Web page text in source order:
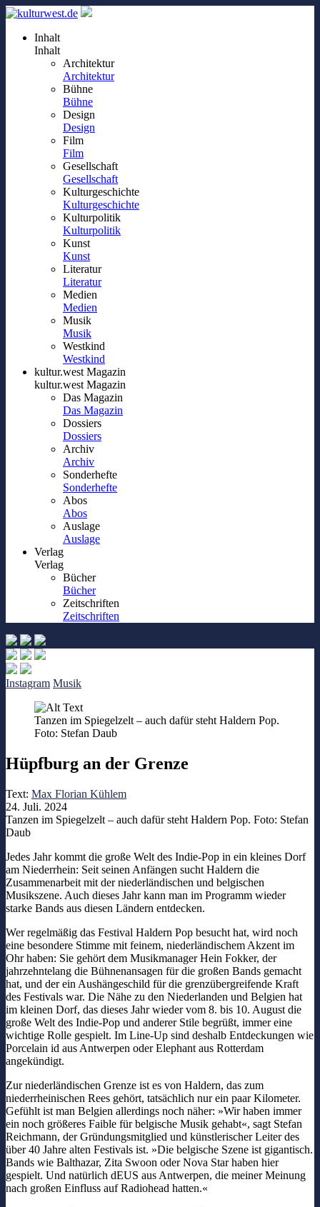
Inhalt
Inhalt
Architektur
Architektur
Bühne
Bühne
Design
Design
Film
Film
Gesellschaft
Gesellschaft
Kulturgeschichte
Kulturgeschichte
Kulturpolitik
Kulturpolitik
Kunst
Kunst
Literatur
Literatur
Medien
Medien
Musik
Musik
Westkind
Westkind
kultur.west Magazin
kultur.west Magazin
Das Magazin
Das Magazin
Dossiers
Dossiers
Archiv
Archiv
Sonderhefte
Sonderhefte
Abos
Abos
Auslage
Auslage
Verlag
Verlag
Bücher
Bücher
Zeitschriften
Zeitschriften
Instagram Musik
Tanzen im Spiegelzelt – auch dafür steht Haldern Pop.
Foto: Stefan Daub
Hüpfburg an der Grenze
Text: Max Florian Kühlem
24. Juli. 2024
Tanzen im Spiegelzelt – auch dafür steht Haldern Pop. Foto: Stefan
Daub
Jedes Jahr kommt die große Welt des Indie-Pop in ein kleines Dorf
am Niederrhein: Seit seinen Anfängen sucht Haldern die
Zusammenarbeit mit der niederländischen und belgischen
Musikszene. Auch dieses Jahr kann man im Programm wieder
starke Bands aus diesen Ländern entdecken.
Wer regelmäßig das Festival Haldern Pop besucht hat, wird noch
eine besondere Stimme mit feinem, niederländischem Akzent im
Ohr haben: Sie gehört dem Musikmanager Hein Fokker, der
jahrzehntelang die Bühnenansagen für die großen Bands gemacht
hat, und der ein Aushängeschild für die grenzübergreifende Kraft
des Festivals war. Die Nähe zu den Niederlanden und Belgien hat
im kleinen Dorf, das dieses Jahr wieder vom 8. bis 10. August die
große Welt des Indie-Pop und anderer Stile begrüßt, immer eine
wichtige Rolle gespielt. Im Line-Up sind deshalb Entdeckungen wie
Porcelain id aus Antwerpen oder Elephant aus Rotterdam
angekündigt.
Zur niederländischen Grenze ist es von Haldern, das zum
niederrheinischen Rees gehört, tatsächlich nur ein paar Kilometer.
Gefühlt ist man Belgien allerdings noch näher: »Wir haben immer
ein noch größeres Faible für belgische Musik gehabt«, sagt Stefan
Reichmann, der Gründungsmitglied und künstlerischer Leiter des
über 40 Jahre alten Festivals ist. »Die belgische Szene ist gigantisch.
Bands wie Balthazar, Zita Swoon oder Nova Star haben hier
gespielt. Und natürlich dEUS aus Antwerpen, die meiner Meinung
nach großen Einfluss auf Radiohead hatten.«